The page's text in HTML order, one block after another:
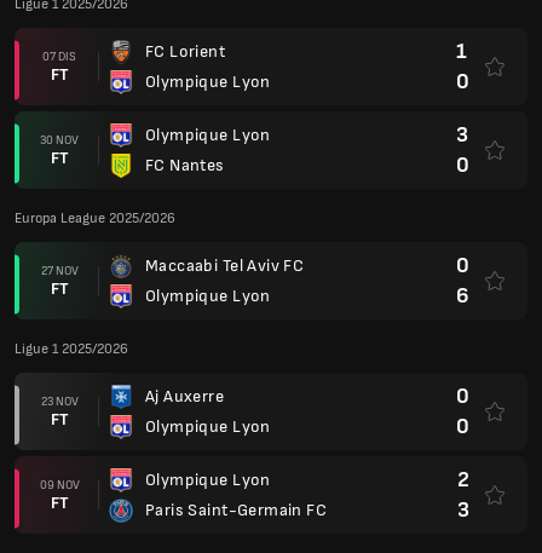
Ligue 1 2025/2026
07 DIS
FT
FC Lorient
Olympique Lyon
1
0
30 NOV
FT
Olympique Lyon
FC Nantes
3
0
Europa League 2025/2026
27 NOV
FT
Maccaabi Tel Aviv FC
Olympique Lyon
0
6
Ligue 1 2025/2026
23 NOV
FT
Aj Auxerre
Olympique Lyon
0
0
09 NOV
FT
Olympique Lyon
Paris Saint-Germain FC
2
3